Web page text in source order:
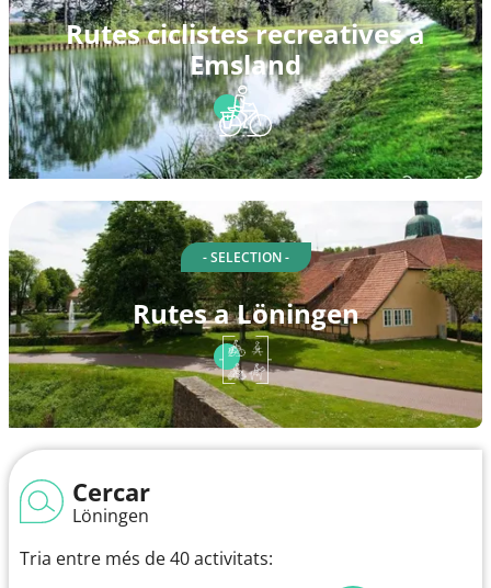
Rutes ciclistes recreatives a
Emsland
- SELECTION -
Rutes a Löningen
Cercar
Löningen
Tria entre més de 40 activitats: